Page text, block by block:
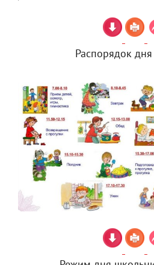
Распорядок